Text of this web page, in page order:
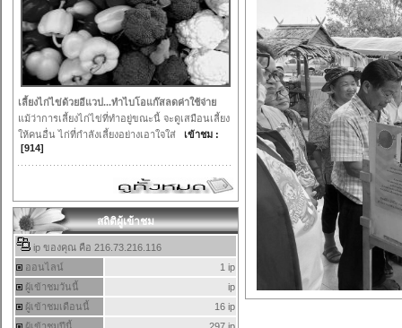
เลี้ยงไก่ไข่ด้วยอีแวป...ทำไบโอแก๊สลดค่าใช้จ่าย
แม้ว่าการเลี้ยงไก่ไข่ที่ทำอยู่ขณะนี้ จะดูเสมือนเลี้ยง
ให้คนอื่น ไก่ที่กำลังเลี้ยงอย่างเอาใจใส่
เข้าชม :
[914]
สถิติผู้เข้าชม